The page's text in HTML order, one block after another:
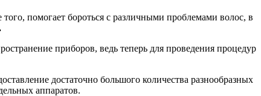
помогает бороться с различными проблемами волос, в
приборов, ведь теперь для проведения процедур
достаточно большого количества разнообразных
аппаратов.